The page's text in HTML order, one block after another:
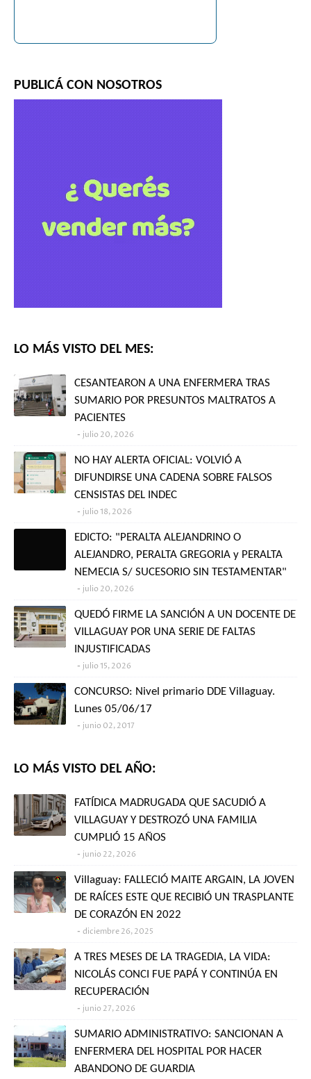
PUBLICÁ CON NOSOTROS
LO MÁS VISTO DEL MES:
CESANTEARON A UNA ENFERMERA TRAS
SUMARIO POR PRESUNTOS MALTRATOS A
PACIENTES
julio 20, 2026
NO HAY ALERTA OFICIAL: VOLVIÓ A
DIFUNDIRSE UNA CADENA SOBRE FALSOS
CENSISTAS DEL INDEC
julio 18, 2026
EDICTO: "PERALTA ALEJANDRINO O
ALEJANDRO, PERALTA GREGORIA y PERALTA
NEMECIA S/ SUCESORIO SIN TESTAMENTAR"
julio 20, 2026
QUEDÓ FIRME LA SANCIÓN A UN DOCENTE DE
VILLAGUAY POR UNA SERIE DE FALTAS
INJUSTIFICADAS
julio 15, 2026
CONCURSO: Nivel primario DDE Villaguay.
Lunes 05/06/17
junio 02, 2017
LO MÁS VISTO DEL AÑO:
FATÍDICA MADRUGADA QUE SACUDIÓ A
VILLAGUAY Y DESTROZÓ UNA FAMILIA
CUMPLIÓ 15 AÑOS
junio 22, 2026
Villaguay: FALLECIÓ MAITE ARGAIN, LA JOVEN
DE RAÍCES ESTE QUE RECIBIÓ UN TRASPLANTE
DE CORAZÓN EN 2022
diciembre 26, 2025
A TRES MESES DE LA TRAGEDIA, LA VIDA:
NICOLÁS CONCI FUE PAPÁ Y CONTINÚA EN
RECUPERACIÓN
junio 27, 2026
SUMARIO ADMINISTRATIVO: SANCIONAN A
ENFERMERA DEL HOSPITAL POR HACER
ABANDONO DE GUARDIA